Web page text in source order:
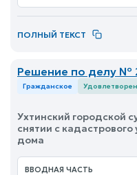
ПОЛНЫЙ ТЕКСТ
Решение по делу №
Гражданское
Ухтинский городской
снятии с
дома
ВВОДНАЯ ЧАСТЬ